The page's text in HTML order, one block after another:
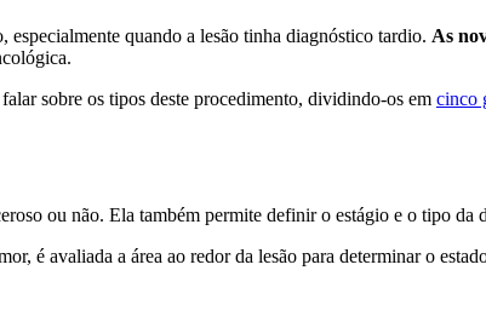
quando a lesão tinha diagnóstico tardio. As
sobre os tipos deste procedimento, dividindo-os em cinco
ou não. Ela também permite definir o estágio e o tipo da
é avaliada a área ao redor da lesão para determinar o